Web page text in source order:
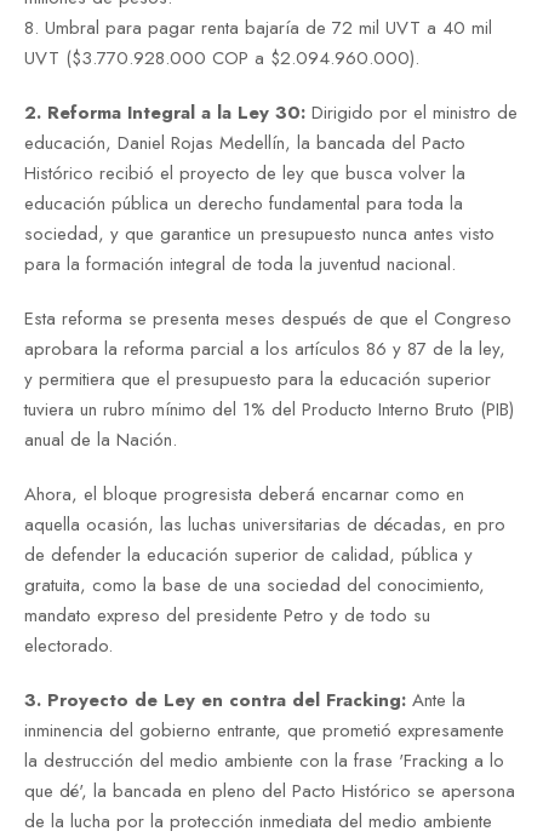
8. Umbral para pagar renta bajaría de 72 mil UVT a 40 mil
UVT ($3.770.928.000 COP a $2.094.960.000).
2. Reforma Integral a la Ley 30: Dirigido por el ministro de
educación, Daniel Rojas Medellín, la bancada del Pacto
Histórico recibió el proyecto de ley que busca volver la
educación pública un derecho fundamental para toda la
sociedad, y que garantice un presupuesto nunca antes visto
para la formación integral de toda la juventud nacional.
Esta reforma se presenta meses después de que el Congreso
aprobara la reforma parcial a los artículos 86 y 87 de la ley,
y permitiera que el presupuesto para la educación superior
tuviera un rubro mínimo del 1% del Producto Interno Bruto (PIB)
anual de la Nación.
Ahora, el bloque progresista deberá encarnar como en
aquella ocasión, las luchas universitarias de décadas, en pro
de defender la educación superior de calidad, pública y
gratuita, como la base de una sociedad del conocimiento,
mandato expreso del presidente Petro y de todo su
electorado.
3. Proyecto de Ley en contra del Fracking: Ante la
inminencia del gobierno entrante, que prometió expresamente
la destrucción del medio ambiente con la frase 'Fracking a lo
que dé', la bancada en pleno del Pacto Histórico se apersona
de la lucha por la protección inmediata del medio ambiente